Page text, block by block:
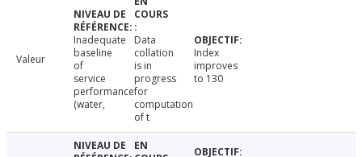
Valeur
Inadequate
baseline
of
service
performance
(water,
Data
collation
is in
progress
for
computation
of t
Index
improves
to 130